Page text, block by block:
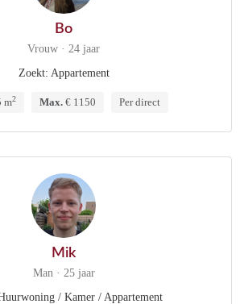
Bo
Vrouw · 24 jaar
Zoekt: Appartement
m2 Max. € 1150 Per direct
Mik
Man · 25 jaar
/ Kamer / Appartement